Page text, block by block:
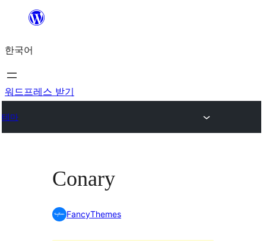
츠
로
바
가
한국어
워드프레스 받기
테마
Conary
FancyThemes